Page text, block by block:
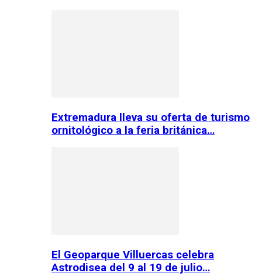
Extremadura lleva su oferta de turismo
ornitológico a la feria británica…
El Geoparque Villuercas celebra
Astrodisea del 9 al 19 de julio…